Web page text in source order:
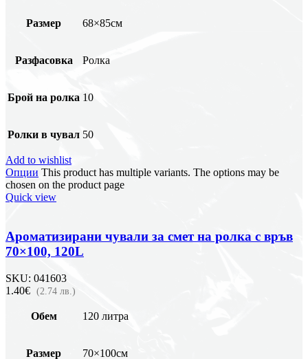
Размер 68×85см
Разфасовка Ролка
Брой на ролка 10
Ролки в чувал 50
Add to wishlist
Опции This product has multiple variants. The options may be
chosen on the product page
Quick view
Ароматизирани чували за смет на ролка с връв
70×100, 120L
SKU: 041603
1.40€ (2.74 лв.)
Обем 120 литра
Размер 70×100см